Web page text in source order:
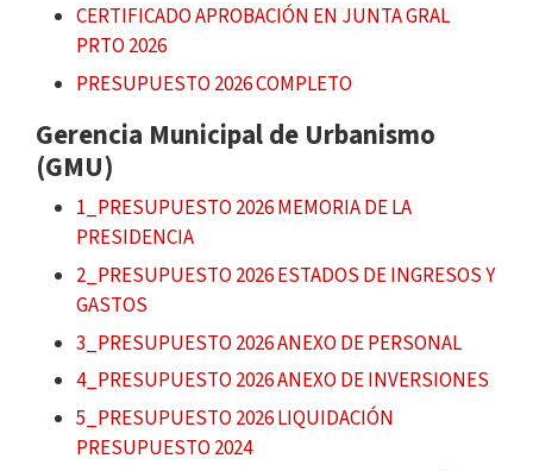
CERTIFICADO APROBACIÓN EN JUNTA GRAL
PRTO 2026
PRESUPUESTO 2026 COMPLETO
Gerencia Municipal de Urbanismo
(GMU)
1_PRESUPUESTO 2026 MEMORIA DE LA
PRESIDENCIA
2_PRESUPUESTO 2026 ESTADOS DE INGRESOS Y
GASTOS
3_PRESUPUESTO 2026 ANEXO DE PERSONAL
4_PRESUPUESTO 2026 ANEXO DE INVERSIONES
5_PRESUPUESTO 2026 LIQUIDACIÓN
PRESUPUESTO 2024